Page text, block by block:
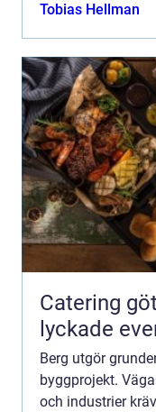
Tobias Hellman
Catering göteborg
lyckade
Berg utgör
byggprojekt.
och industrier